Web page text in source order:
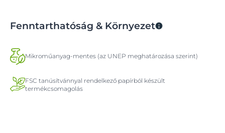
Fenntarthatóság & Környezet
Mikroműanyag-mentes (az UNEP meghatározása szerint)
FSC tanúsítvánnyal rendelkező papírból készült
termékcsomagolás